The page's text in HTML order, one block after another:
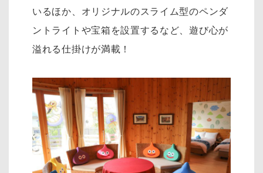
いるほか、オリジナルのスライム型のペンダ
ントライトや宝箱を設置するなど、遊び心が
溢れる仕掛けが満載！